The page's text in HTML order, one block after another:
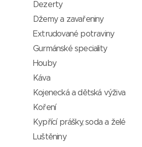
Dezerty
Džemy a zavařeniny
Extrudované potraviny
Gurmánské speciality
Houby
Káva
Kojenecká a dětská výživa
Koření
Kypřící prášky, soda a želé
Luštěniny